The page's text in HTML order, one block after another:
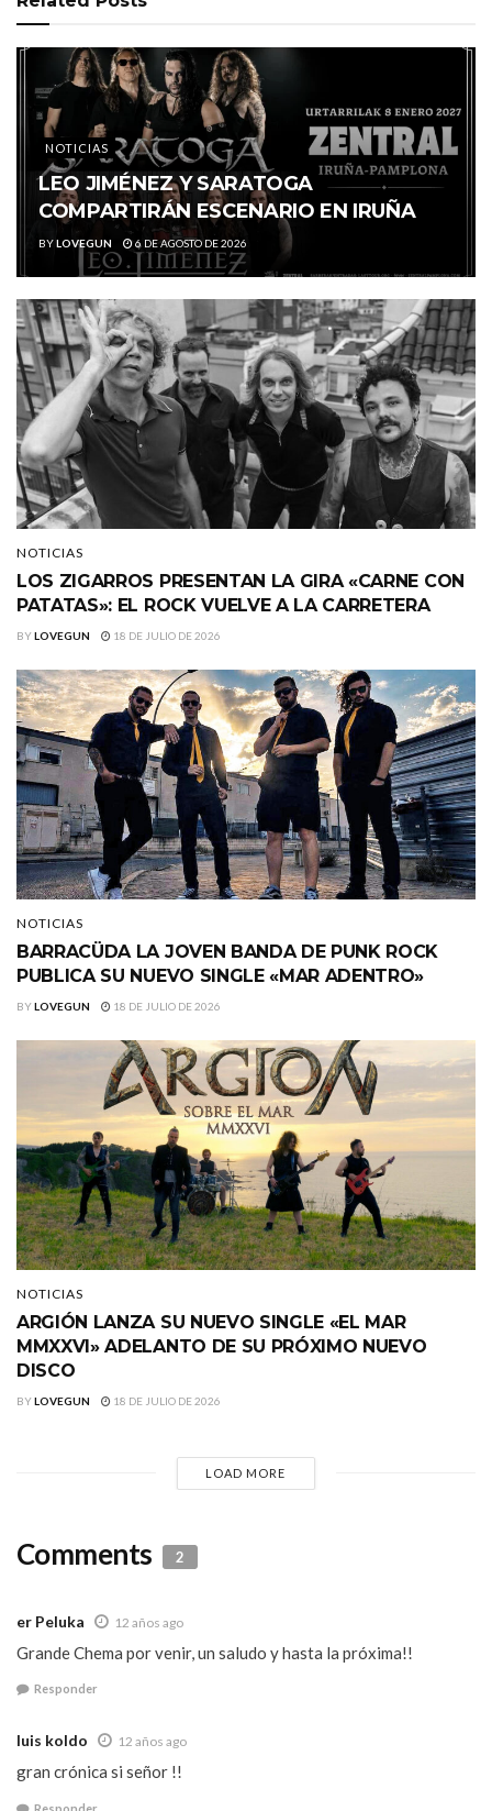
NOTICIAS
LEO JIMÉNEZ Y SARATOGA
COMPARTIRÁN ESCENARIO EN IRUÑA
BYLOVEGUN 6 DE AGOSTO DE 2026
NOTICIAS
LOS ZIGARROS PRESENTAN LA GIRA «CARNE CON
PATATAS»: EL ROCK VUELVE A LA CARRETERA
BYLOVEGUN 18 DE JULIO DE 2026
NOTICIAS
BARRACÜDA LA JOVEN BANDA DE PUNK ROCK
PUBLICA SU NUEVO SINGLE «MAR ADENTRO»
BYLOVEGUN 18 DE JULIO DE 2026
NOTICIAS
ARGIÓN LANZA SU NUEVO SINGLE «EL MAR
MMXXVI» ADELANTO DE SU PRÓXIMO NUEVO
DISCO
BYLOVEGUN 18 DE JULIO DE 2026
LOAD MORE
Comments 2
er Peluka 12 años ago
Grande Chema por venir, un saludo y hasta la próxima!!
Responder
luis koldo 12 años ago
gran crónica si señor !!